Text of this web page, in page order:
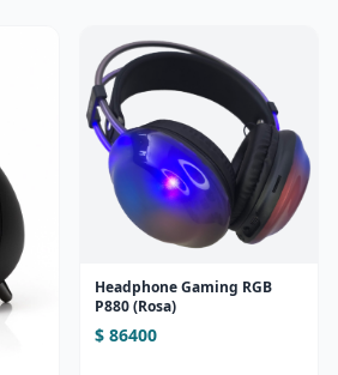
Headphone Gaming RGB
P880 (Rosa)
$ 86400